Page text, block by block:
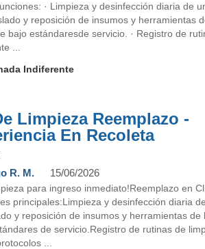
· Limpieza y desinfección diaria de
y reposición de insumos y herramientas
bajo estándaresde servicio. · Registro de
...
Indiferente
Limpieza Reemplazo -
En Recoleta
R. M. 15/06/2026
para ingreso inmediato!Reemplazo en
principales:Limpieza y desinfección diaria
y reposición de insumos y herramientas de
de servicio.Registro de rutinas de
...